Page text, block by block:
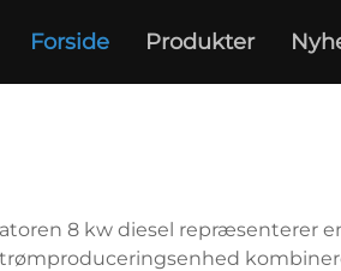
Forside Produkter
8 kw diesel repræsenterer